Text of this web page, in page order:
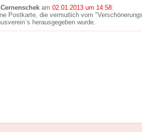
am 02.01.2013 um 14:58:
Postkarte, die vermutlich vom
herausgegeben wurde.